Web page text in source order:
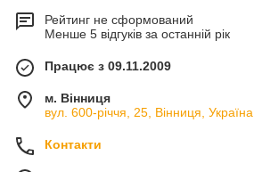
Рейтинг не сформований
Менше 5 відгуків за останній рік
Працює з 09.11.2009
м. Вінниця
вул. 600-річчя, 25, Вінниця, Україна
Контакти